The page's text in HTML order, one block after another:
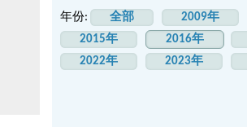
年份: 全部
2009年
2015年
2016年
2022年
2023年